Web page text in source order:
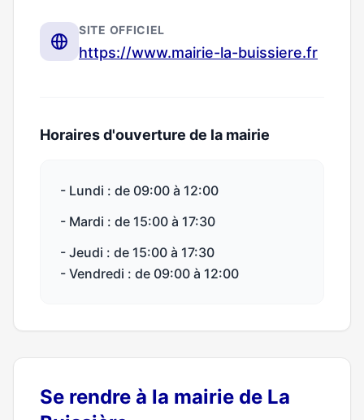
SITE OFFICIEL
https://www.mairie-la-buissiere.fr
Horaires d'ouverture de la mairie
- Lundi : de 09:00 à 12:00
- Mardi : de 15:00 à 17:30
- Jeudi : de 15:00 à 17:30
- Vendredi : de 09:00 à 12:00
Se rendre à la mairie de La